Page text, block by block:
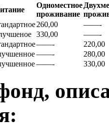
Одноместное
проживание
260,00
——-
330,00
——-
——-
220,00
——-
280,00
——- 330,00